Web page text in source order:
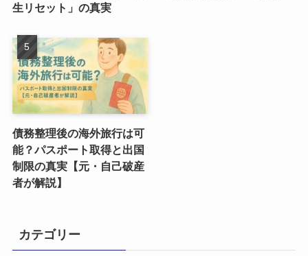
生リセット」の真実
債務整理後の海外旅行は可
能？パスポート取得と出国
制限の真実【元・自己破産
者が解説】
カテゴリー